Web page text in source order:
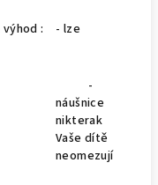
výhod : - lze
-
náušnice
nikterak
Vaše dítě
neomezují